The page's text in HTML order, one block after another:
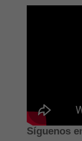
Síguenos